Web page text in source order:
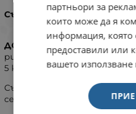
Състав: захар, масла и
ДОЗИРОВКА НА ДЕН:
рибки/терариумни животни
5 капки.
Съхранявайте в затворена
се съхранява над 25°C.
партньори за
които може да я
информация, която
предоставили или
вашето използване